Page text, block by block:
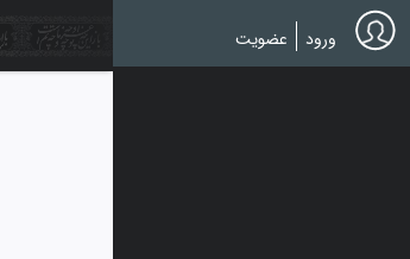
Skip
to
main
ورود عضویت